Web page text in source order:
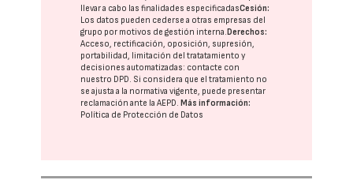
llevar a cabo las finalidades especificadasCesión:
Los datos pueden cederse a otras empresas del
grupo por motivos de gestión interna.Derechos:
Acceso, rectificación, oposición, supresión,
portabilidad, limitación del tratatamiento y
decisiones automatizadas: contacte con
nuestro DPD. Si considera que el tratamiento no
se ajusta a la normativa vigente, puede presentar
reclamación ante laAEPD.Más información:
Política de Protección de Datos